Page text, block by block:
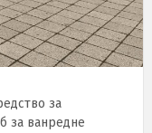
за
за ванредне